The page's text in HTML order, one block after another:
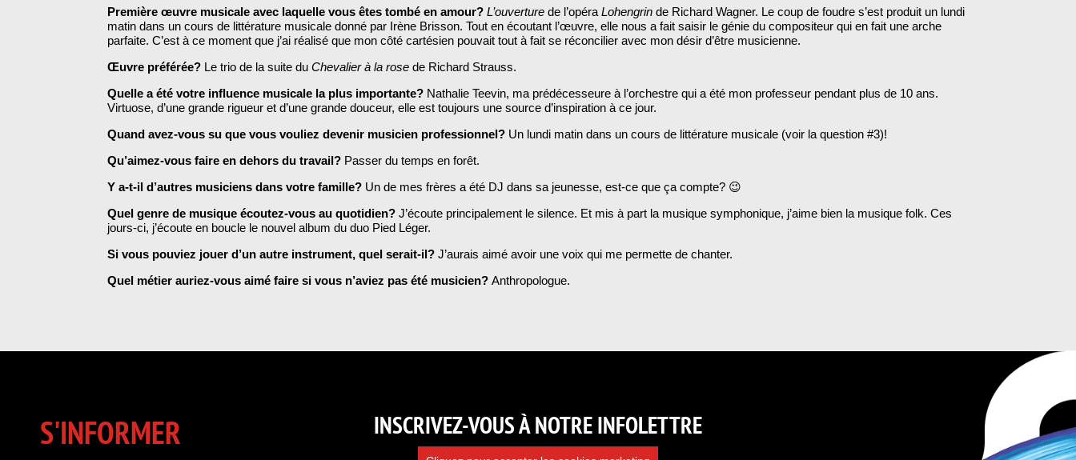
Première œuvre musicale avec laquelle vous êtes tombé en amour?L’ouverture de l’opéraLohengrin de Richard Wagner. Le coup de foudre s’est produit un lundi
matin dans un cours de littérature musicale donné par Irène Brisson. Tout en écoutant l’œuvre, elle nous a fait saisir le génie du compositeur qui en fait une arche
parfaite. C’est à ce moment que j’ai réalisé que mon côté cartésien pouvait tout à fait se réconcilier avec mon désir d’être musicienne.
Œuvre préférée? Le trio de la suite duChevalier à la rose de Richard Strauss.
Quelle a été votre influence musicale la plus importante? Nathalie Teevin, ma prédécesseure à l’orchestre qui a été mon professeur pendant plus de 10 ans.
Virtuose, d’une grande rigueur et d’une grande douceur, elle est toujours une source d’inspiration à ce jour.
Quand avez-vous su que vous vouliez devenir musicien professionnel? Un lundi matin dans un cours de littérature musicale (voir la question #3)!
Qu’aimez-vous faire en dehors du travail? Passer du temps en forêt.
Y a-t-il d’autres musiciens dans votre famille? Un de mes frères a été DJ dans sa jeunesse, est-ce que ça compte? 😉
Quel genre de musique écoutez-vous au quotidien?J’écoute principalement le silence. Et mis à part la musique symphonique, j’aime bien la musique folk. Ces
jours-ci, j’écoute en boucle le nouvel album du duo Pied Léger.
Si vous pouviez jouer d’un autre instrument, quel serait-il?J’aurais aimé avoir une voix qui me permette de chanter.
Quel métier auriez-vous aimé faire si vous n’aviez pas été musicien?Anthropologue.
S'INFORMER
INSCRIVEZ-VOUS À NOTRE INFOLETTRE